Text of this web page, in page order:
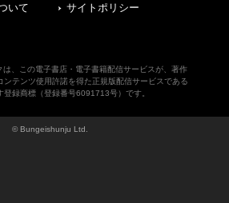
いて
サイトポリシー
は、この電子書店・電子書籍配信サービスが、著作
ンテンツ使用許諾を得た正規版配信サービスである
登録商標（登録番号6091713号）です。
© Bungeishunju Ltd.